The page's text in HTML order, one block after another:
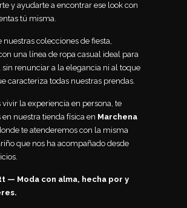
y ayudarte a encontrar ese look con
tú misma.
nuestras colecciones de fiesta,
una línea de ropa casual ideal para
sin renunciar a la elegancia ni al toque
caracteriza todas nuestras prendas.
vivir la experiencia en persona, te
nuestra tienda física en Marchena
te atenderemos con la misma
que nos ha acompañado desde
— Moda con alma, hecha por y